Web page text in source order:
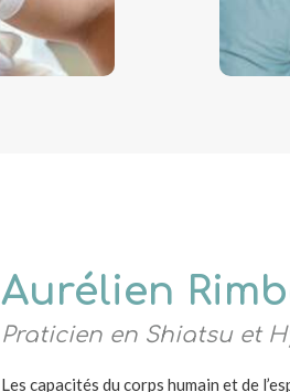
Aurélien
Praticien en Shiatsu et
Les capacités du corps humain et de